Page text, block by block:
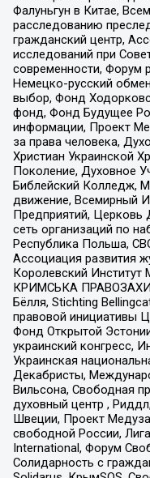
Фалуньгун в Китае,
расследованию
гражданский центр,
исследований при
современности, Форум
Немецко-русский
выбор, Фонд
фонд, Фонд Будущее
информации, Проект
за права человека,
Христиан Украинской
Поколение, Духовное
Библейский Колледж,
движение, Всемирный
Предприятий, Церковь
сеть организаций по
Республика Польша,
Ассоциация развития
Королевский
КРИМСЬКА
Бёлля, Stichting
правовой инициативы
Фонд Открытой
украинский конгресс,
Украинская
Декабристы,
Вильсона, Свободная
духовный центр ,
Швеции, Проект
свободной России,
International, Форум
Солидарность с